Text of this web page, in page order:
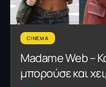
CINEMA
Madame Web –
μπορούσε και